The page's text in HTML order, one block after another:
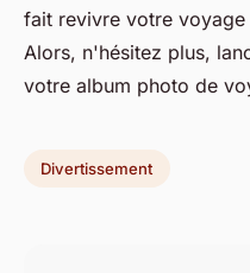
fait revivre votre
Alors, n'hésitez plus,
votre album photo de
Divertissement